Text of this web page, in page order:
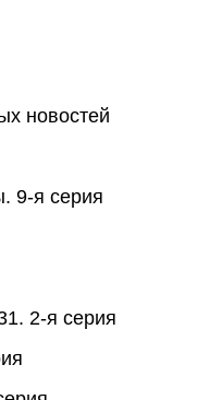
новостей
9-я серия
2-я серия